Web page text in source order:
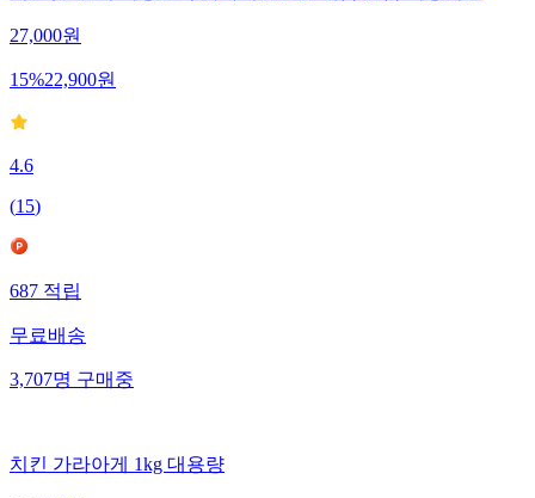
27,000원
15%22,900원
4.6
(15)
687적립
무료배송
3,707명구매중
치킨 가라아게 1kg 대용량